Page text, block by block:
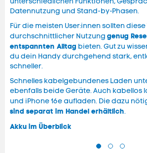
Datennutzung und Stand-by-Phasen.
Für die meisten User:innen sollten diese
durchschnittlicher Nutzung genug
entspannten Alltag bieten. Gut zu
du dein Handy durchgehend stark,
schneller.
Schnelles kabelgebundenes Laden
ebenfalls beide Geräte. Auch kabellos
und iPhone 16e aufladen. Die dazu
sind separat im Handel erhältlich.
Akku im Überblick